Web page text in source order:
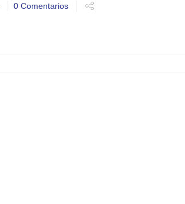
0 Comentarios